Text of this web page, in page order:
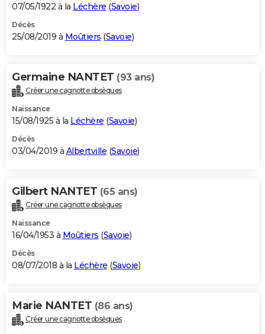
07/05/1922 à la Léchère (Savoie)
Décès
25/08/2019 à Moûtiers (Savoie)
Germaine NANTET (93 ans)
Créer une cagnotte obsèques
Naissance
15/08/1925 à la Léchère (Savoie)
Décès
03/04/2019 à Albertville (Savoie)
Gilbert NANTET (65 ans)
Créer une cagnotte obsèques
Naissance
16/04/1953 à Moûtiers (Savoie)
Décès
08/07/2018 à la Léchère (Savoie)
Marie NANTET (86 ans)
Créer une cagnotte obsèques